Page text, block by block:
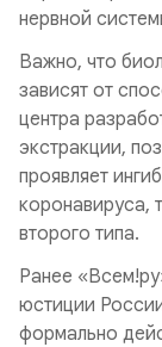
нервной
Важно, что
зависят от
центра
экстракции,
проявляет
коронавируса,
второго типа.
Ранее
юстиции
формально